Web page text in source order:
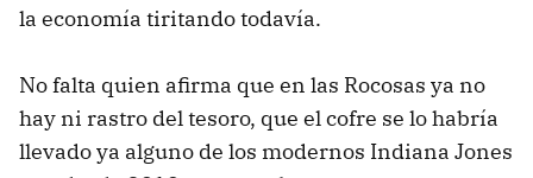
la economía tiritando todavía.
No falta quien afirma que en las Rocosas ya no
hay ni rastro del tesoro, que el cofre se lo habría
llevado ya alguno de los modernos Indiana Jones